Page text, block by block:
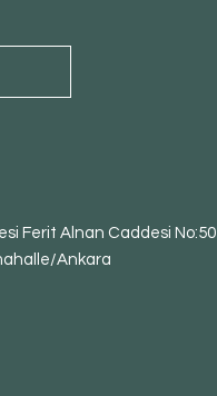
Ferit Alnan Caddesi No:50
Ankara